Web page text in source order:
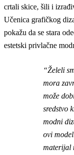
crtali skice, šili i
Učenica grafičkog
pokažu da se stara
estetski privlačne
“Želeli
mora
može
sredstvo
modni
ovi
materijal